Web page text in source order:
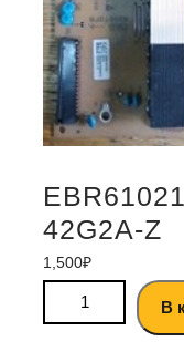
42G2A-Z
1,500₽
В